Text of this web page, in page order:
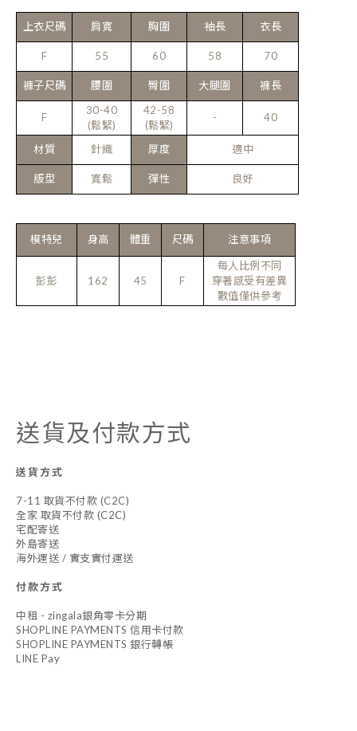
上衣尺碼 肩寬 胸圍 袖長 衣長
F 55 60 58 70
褲子尺碼 腰圍 臀圍 大腿圍 褲長
F
30-40
(鬆緊)
42-58
(鬆緊)
- 40
材質 針織 厚度 適中
版型 寬鬆 彈性 良好
模特兒 身高 體重 尺碼 注意事項
彭彭 162 45 F
每人比例不同
穿著感受有差異
數值僅供參考
送貨及付款方式
送貨方式
7-11 取貨不付款 (C2C)
全家 取貨不付款 (C2C)
宅配寄送
外島寄送
海外運送 / 實支實付運送
付款方式
中租 - zingala銀角零卡分期
SHOPLINE PAYMENTS 信用卡付款
SHOPLINE PAYMENTS 銀行轉帳
LINE Pay